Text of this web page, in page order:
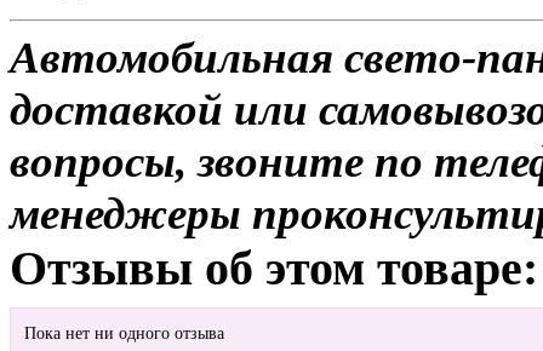
Автомобильная свето-
доставкой или
вопросы, звоните по
менеджеры
Отзывы об этом товаре:
Пока нет ни одного отзыва